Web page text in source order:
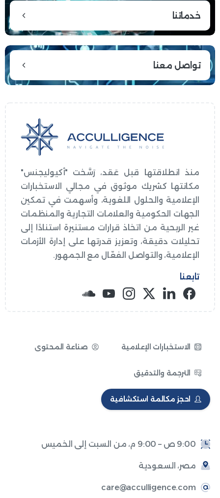
خدماتنا
تواصل معنا
منذ انطلاقتها قبل عَقد، رَسَّخت "أكيوليجنس"
مكانتها كشريك موثوق في مجالي الاستخبارات
الإعلامية والحلول اللغوية، وأسهمت في تمكين
الجهات الحكومية والعلامات التجارية والمنظمات
غير الربحية من اتخاذ قرارات مستنيرة استنادًا إلى
تحليلات دقيقة، وتعزيز قدرتها على إدارة الأزمات
الإعلامية، والتواصل الفعّال مع الجمهور.
تابعنا
الاستخبارات الإعلامية صناعة المحتوى
الترجمة والتدقيق
احجز مكالمة استكشافية
9:00 ص – 9:00 م، من السبت إلى الخميس
مصر، السعودية
care@acculligence.com